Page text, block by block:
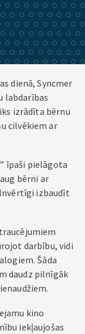
dienā, Syncmer
labdarības
izrādīta bērnu
cilvēkiem ar
īpaši pielāgota
bērni ar
izbaudīt
darbību, vidi
Šāda
daudz pilnīgāk
kino
iekļaujošas